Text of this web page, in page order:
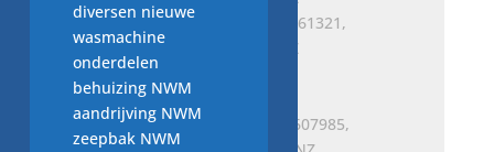
Rubber afdichting A6460161321,
origineel MERCEDES BENZ
€4,00
diversen nieuwe
wasmachine
onderdelen
behuizing NWM
aandrijving NWM
zeepbak NWM